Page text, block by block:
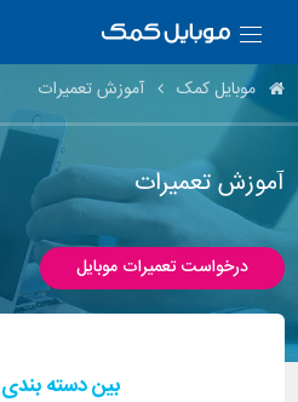
موبایل کمک آموزش تعمیرات
آموزش تعمیرات
درخواست تعمیرات موبایل
بین دسته